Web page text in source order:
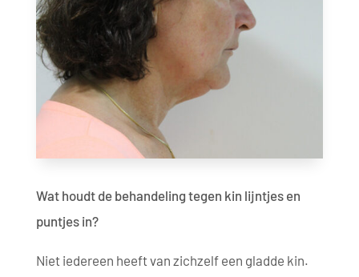
Wat houdt de behandeling tegen kin lijntjes en
puntjes in?
Niet iedereen heeft van zichzelf een gladde kin.